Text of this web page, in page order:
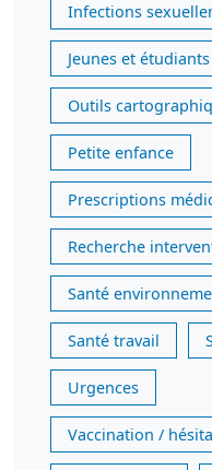
Infections
Jeunes et étudiants
Outils
Petite enfance
Prescriptions
Recherche
Santé
Santé travail
Urgences
Vaccination /